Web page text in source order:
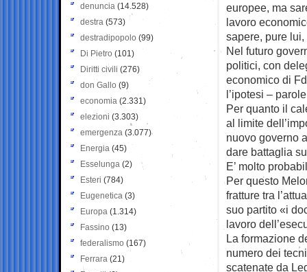
europee, ma
lavoro
sapere, pure
Nel futuro
politici, con
economico di
l’ipotesi –
Per quanto il
al limite
nuovo governo
dare battaglia
E’ molto
Per questo
fratture tra
suo partito «i
lavoro
La formazione
numero dei
scatenate da
denuncia (14.528)
destra (573)
destradipopolo (99)
Di Pietro (101)
Diritti civili (276)
don Gallo (9)
economia (2.331)
elezioni (3.303)
emergenza (3.077)
Energia (45)
Esselunga (2)
Esteri (784)
Eugenetica (3)
Europa (1.314)
Fassino (13)
federalismo (167)
Ferrara (21)